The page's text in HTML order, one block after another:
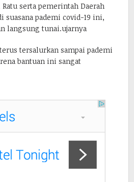
serta pemerintah Daerah
suasana pademi covid-19 ini,
langsung tunai.ujarnya
tersalurkan sampai pademi
bantuan ini sangat